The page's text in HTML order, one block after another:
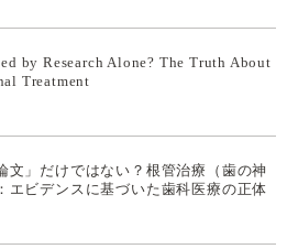
by Research Alone? The Truth About
Treatment
文」だけではない？根管治療（歯の神
エビデンスに基づいた歯科医療の正体